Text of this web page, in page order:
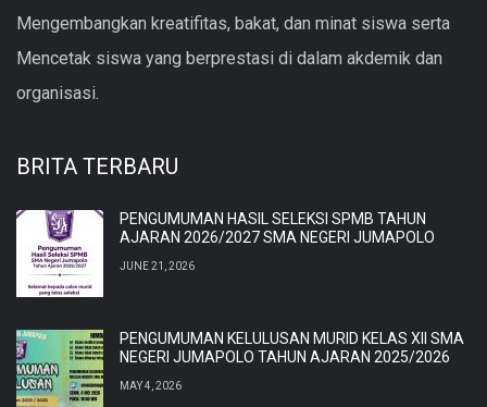
Mengembangkan kreatifitas, bakat, dan minat siswa serta
Mencetak siswa yang berprestasi di dalam akdemik dan
organisasi.
BRITA TERBARU
PENGUMUMAN HASIL SELEKSI SPMB TAHUN
AJARAN 2026/2027 SMA NEGERI JUMAPOLO
JUNE 21, 2026
PENGUMUMAN KELULUSAN MURID KELAS XII SMA
NEGERI JUMAPOLO TAHUN AJARAN 2025/2026
MAY 4, 2026